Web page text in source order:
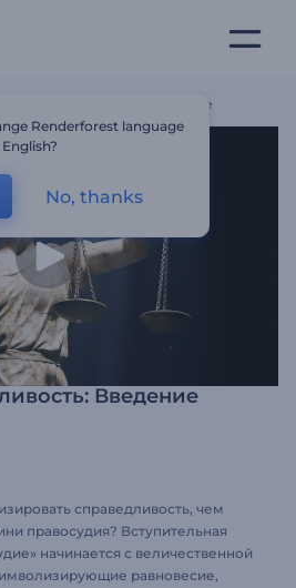
И Справедливость: Введение
Введение
справедливость, чем
правосудия? Вступительная
начинается с величественной
равновесие,
Renderforest language
No, thanks